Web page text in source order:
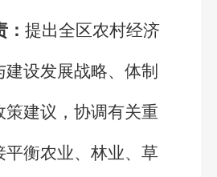
提出全区农村经济
设发展战略、体制
策建议，协调有关重
平衡农业、林业、草